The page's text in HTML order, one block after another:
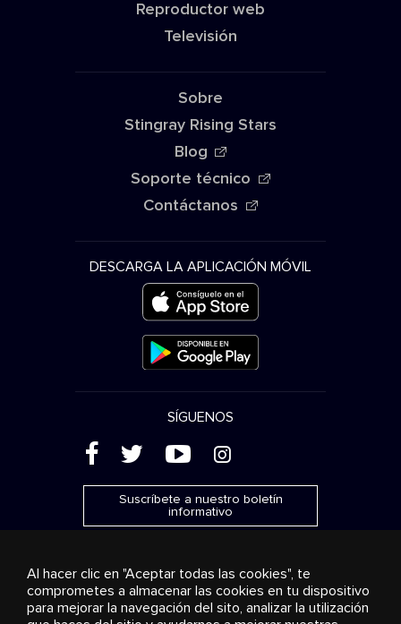
Reproductor web
Televisión
Sobre
Stingray Rising Stars
Blog
Soporte técnico
Contáctanos
DESCARGA LA APLICACIÓN MÓVIL
SÍGUENOS
( ' + &
Suscríbete a nuestro boletín
informativo
Publicidad Transmisión y distribución
Productos de
Al hacer clic en "Aceptar todas las cookies", te
comprometes a almacenar las cookies en tu dispositivo
para mejorar la navegación del sito, analizar la utilización